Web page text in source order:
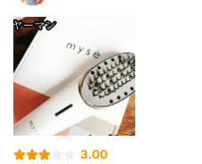
3.00